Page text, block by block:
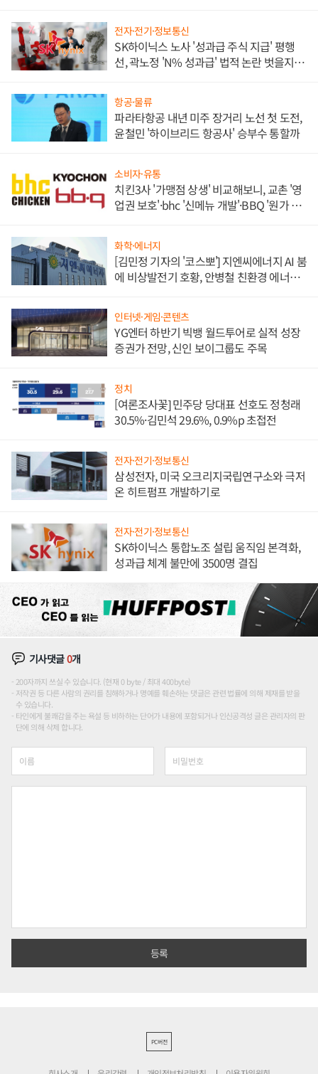
전자·전기·정보통신
SK하이닉스 노사 '성과급 주식 지급' 평행
선, 곽노정 'N% 성과급' 법적 논란 벗을지 주
항공·물류
파라타항공 내년 미주 장거리 노선 첫 도전,
윤철민 '하이브리드 항공사' 승부수 통할까
소비자·유통
치킨3사 '가맹점 상생' 비교해보니, 교촌 '영
업권 보호'·bhc '신메뉴 개발'·BBQ '원가 부
화학·에너지
[김민정 기자의 '코스뽀'] 지엔씨에너지 AI 붐
에 비상발전기 호황, 안병철 친환경 에너지
인터넷·게임·콘텐츠
YG엔터 하반기 빅뱅 월드투어로 실적 성장
증권가 전망, 신인 보이그룹도 주목
정치
[여론조사꽃] 민주당 당대표 선호도 정청래
30.5%·김민석 29.6%, 0.9%p 초접전
전자·전기·정보통신
삼성전자, 미국 오크리지국립연구소와 극저
온 히트펌프 개발하기로
전자·전기·정보통신
SK하이닉스 통합노조 설립 움직임 본격화,
성과급 체계 불만에 3500명 결집
기사댓글0개
200자까지 쓰실 수 있습니다. (현재 0 byte / 최대 400byte)
저작권 등 다른 사람의 권리를 침해하거나 명예를 훼손하는 댓글은 관련 법률에 의해 제재를 받을
수 있습니다.
타인에게 불쾌감을 주는 욕설 등 비하하는 단어가 내용에 포함되거나 인신공격성 글은 관리자의 판
단에 의해 삭제 합니다.
PC버전